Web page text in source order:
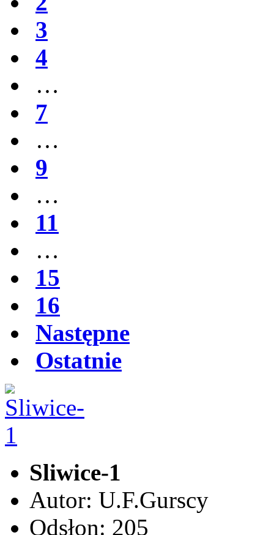
3
4
…
7
…
9
…
11
…
15
16
Następne
Ostatnie
Sliwice-1
Autor: U.F.Gurscy
Odsłon: 205